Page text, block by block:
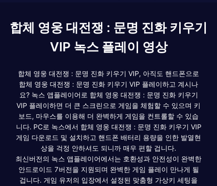
합체 영웅 대전쟁 : 문명 진화 키우기
VIP 녹스 플레이 영상
합체 영웅 대전쟁 : 문명 진화 키우기 VIP, 아직도 핸드폰으로
합체 영웅 대전쟁 : 문명 진화 키우기 VIP 플레이하고 계시나
요? 녹스 앱플레이어로 합체 영웅 대전쟁 : 문명 진화 키우기
VIP 플레이하면 더 큰 스크린으로 게임을 체험할 수 있으며 키
보드, 마우스를 이용해 더 완벽하게 게임을 컨트롤할 수 있습
니다. PC로 녹스에서 합체 영웅 대전쟁 : 문명 진화 키우기 VIP
게임 다운로드 및 설치하고 핸드폰 배터리 용량을 인한 발열현
상을 걱정 안하셔도 되니까 매우 편할 겁니다.
최신버전의 녹스 앱플레이어에서는 호환성과 안전성이 완벽한
안드로이드 7버전을 지원되며 완벽한 게임 플레이 만나게 될
겁니다. 게임 유저의 입장에서 설정된 맞춤형 가상키 세팅을